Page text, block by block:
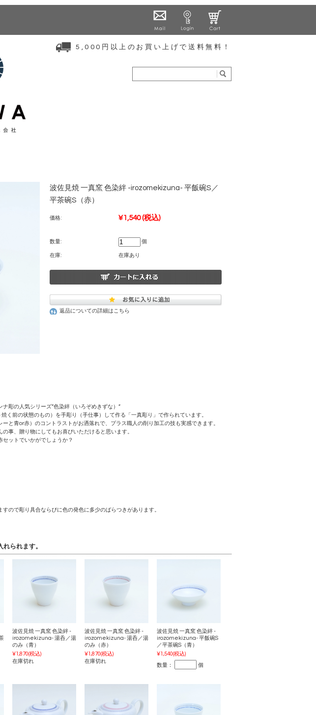
5,000円以上のお買い上げで送料無料！
波佐見焼 一真窯 色染絆 -irozomekizuna- 平飯碗S／
平茶碗S（赤）
価格: ¥1,540(税込)
数量: 個
在庫: 在庫あり
返品についての詳細はこちら
彫の人気シリーズ”色染絆（いろぞめきずな）”
く前の状態のもの）を手彫り（手仕事）して作る「一真彫り」で作られています。
と青or赤）のコントラストがお洒落れで、プラス職人の削り加工の技も実感できます。
事、贈り物にしてもお喜びいただけると思います。
ットでいかがでしょうか？
ので彫り具合ならびに色の発色に多少のばらつきがあります。
られます。
波佐見焼 一真窯 色染絆 -
irozomekizuna- 湯呑／湯
のみ（青）
¥1,870(税込)
在庫切れ
波佐見焼 一真窯 色染絆 -
irozomekizuna- 湯呑／湯
のみ（赤）
¥1,870(税込)
在庫切れ
波佐見焼 一真窯 色染絆 -
irozomekizuna- 平飯碗S
／平茶碗S（青）
¥1,540(税込)
数量： 個